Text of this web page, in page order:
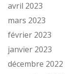
avril 2023
mars 2023
février 2023
janvier 2023
décembre 2022